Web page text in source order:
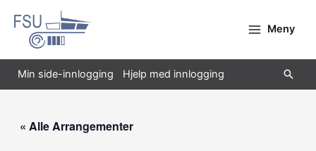
rett
innholdet
Meny
Min side-innlogging Hjelp med innlogging Søk
« Alle Arrangementer